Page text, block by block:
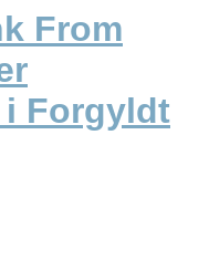
From
i Forgyldt